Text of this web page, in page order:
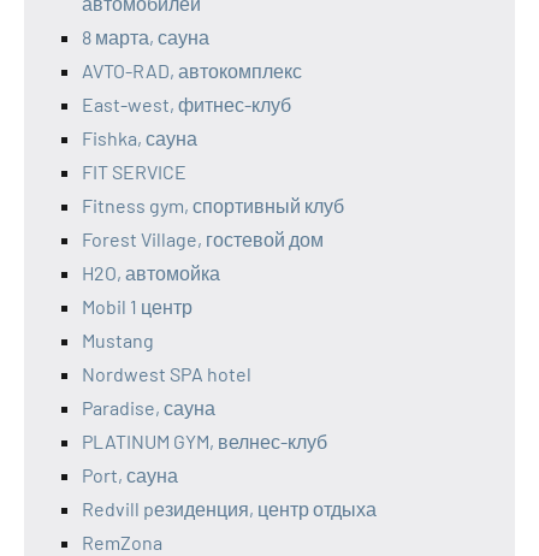
8 марта, сауна
AVTO-RAD, автокомплекс
East-west, фитнес-клуб
Fishka, сауна
FIT SERVICE
Fitness gym, спортивный клуб
Forest Village, гостевой дом
H2O, автомойка
Mobil 1 центр
Mustang
Nordwest SPA hotel
Paradise, сауна
PLATINUM GYM, велнес-клуб
Port, сауна
Redvill pезиденция, центр отдыха
RemZona